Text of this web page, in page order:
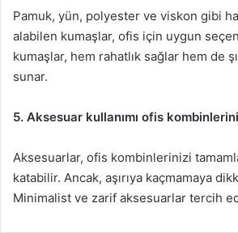
Pamuk, yün, polyester ve viskon gibi
alabilen kumaşlar, ofis için uygun
kumaşlar, hem rahatlık sağlar hem de
sunar.
5. Aksesuar kullanımı ofis
Aksesuarlar, ofis kombinlerinizi
katabilir. Ancak, aşırıya kaçmamaya
Minimalist ve zarif aksesuarlar tercih